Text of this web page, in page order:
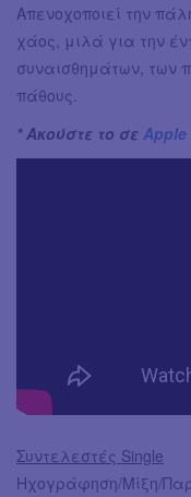
Απενοχοποιεί την
χάος, μιλά για την
συναισθημάτων, των
πάθους.
* Ακούστε το σε
Συντελεστές Single
Ηχογράφηση/Μίξη/